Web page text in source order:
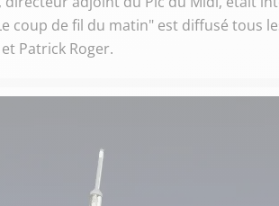
coup de fil du matin" est diffusé tous
Patrick Roger.